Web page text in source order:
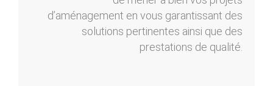
d’aménagement en vous garantissant des
solutions pertinentes ainsi que des
prestations de qualité.